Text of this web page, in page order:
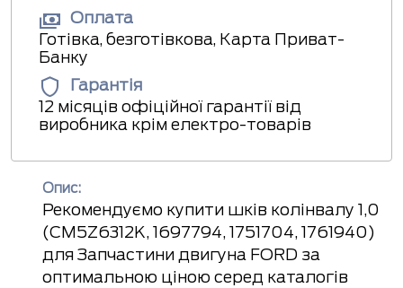
Оплата
Готівка, безготівкова, Карта Приват-
Банку
Гарантія
12 місяців офіційної гарантії від
виробника крім електро-товарів
Опис:
Рекомендуємо купити шків колінвалу 1,0
(CM5Z6312K, 1697794, 1751704, 1761940)
для Запчастини двигуна FORD за
оптимальною ціною серед каталогів